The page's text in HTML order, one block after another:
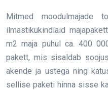
Mitmed moodulmajade
ilmastikukindlaid
m2 maja puhul ca. 400
pakett, mis sisaldab
akende ja ustega ning
sellise paketi hinna sisse